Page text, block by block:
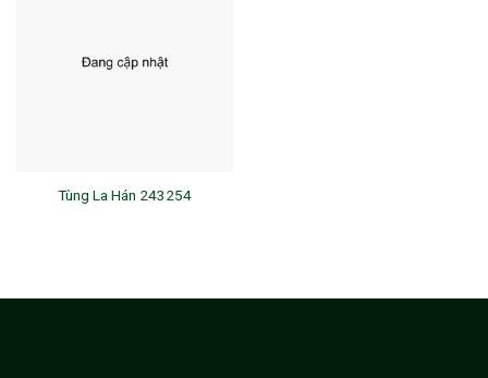
Tùng La Hán 243254